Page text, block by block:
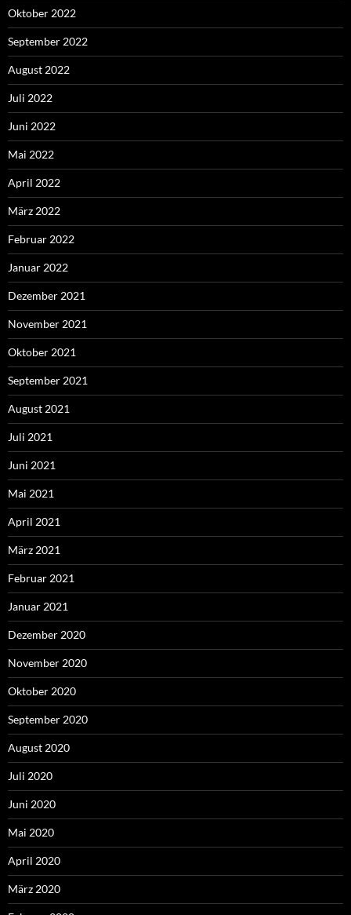
Oktober 2022
September 2022
August 2022
Juli 2022
Juni 2022
Mai 2022
April 2022
März 2022
Februar 2022
Januar 2022
Dezember 2021
November 2021
Oktober 2021
September 2021
August 2021
Juli 2021
Juni 2021
Mai 2021
April 2021
März 2021
Februar 2021
Januar 2021
Dezember 2020
November 2020
Oktober 2020
September 2020
August 2020
Juli 2020
Juni 2020
Mai 2020
April 2020
März 2020